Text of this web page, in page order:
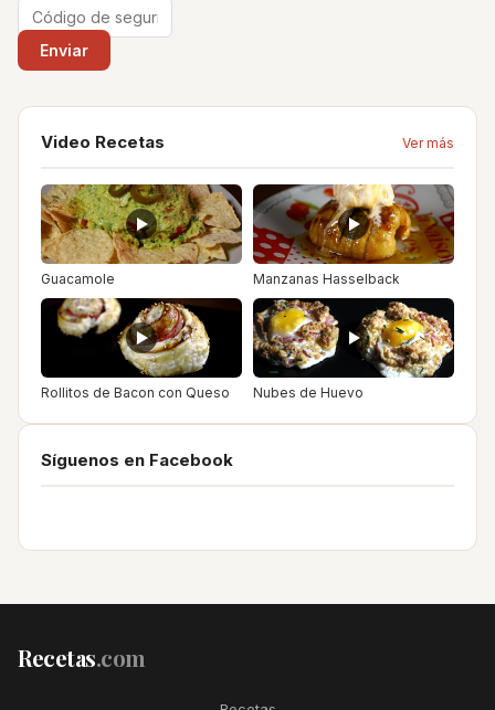
Video Recetas Ver más
Guacamole Manzanas Hasselback
Rollitos de Bacon con Queso Nubes de Huevo
Síguenos en Facebook
Recetas.com